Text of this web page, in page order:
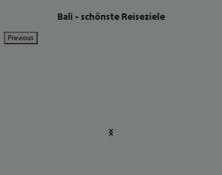
Bali - schönste Reiseziele
Previous